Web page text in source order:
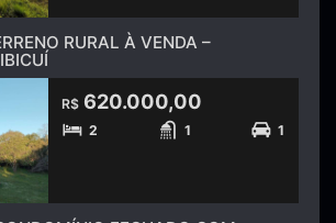
RURAL À VENDA –
R$ 620.000,00
2 1 1